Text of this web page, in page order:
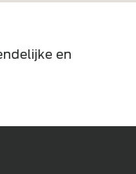
en